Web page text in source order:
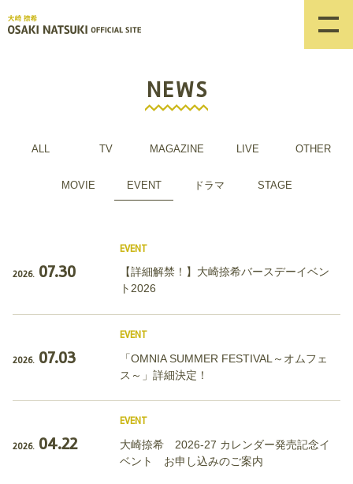
NEWS
ALL TV MAGAZINE LIVE OTHER
MOVIE EVENT ドラマ STAGE
2026. 07.30
EVENT
【詳細解禁！】大崎捺希バースデーイベン
ト2026
2026. 07.03
EVENT
「OMNIA SUMMER FESTIVAL～オムフェ
ス～」詳細決定！
2026. 04.22
EVENT
大崎捺希 2026-27 カレンダー発売記念イ
ベント お申し込みのご案内